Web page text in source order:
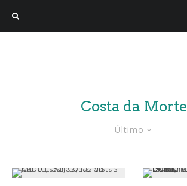
Costa da Morte
Último